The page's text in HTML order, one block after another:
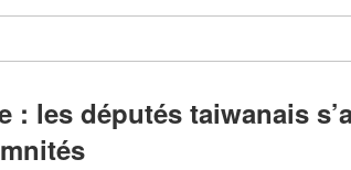
: les députés taiwanais